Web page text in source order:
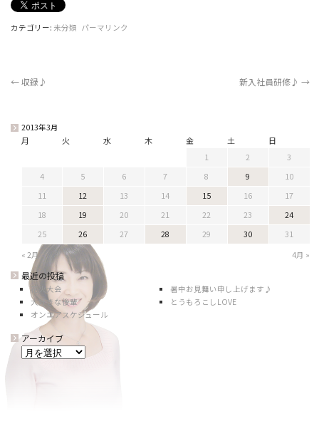
カテゴリー: 未分類 パーマリンク
←収録♪ 新入社員研修♪ →
2013年3月
月 火 水 木 金 土 日
1 2
3
4
5 6 7 8 9
10
11
12 13 14 15 16
17
18
19 20 21 22 23
24
25
26 27 28 29 30
31
« 2月
4月 »
最近の投稿
花火大会
暑中お見舞い申し上げます♪
大好きな後輩
とうもろこしLOVE
オンエアスケジュール
アーカイブ
ア